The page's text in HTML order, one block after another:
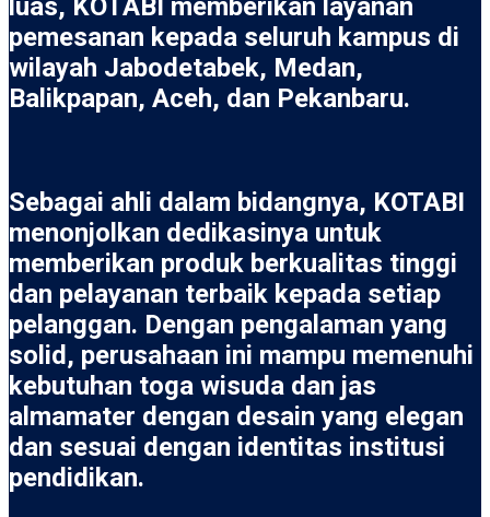
pemesanan kepada seluruh kampus di
wilayah Jabodetabek, Medan,
Balikpapan, Aceh, dan Pekanbaru.
Sebagai ahli dalam bidangnya, KOTABI
menonjolkan dedikasinya untuk
memberikan produk berkualitas tinggi
dan pelayanan terbaik kepada setiap
pelanggan. Dengan pengalaman yang
solid, perusahaan ini mampu memenuhi
kebutuhan toga wisuda dan jas
almamater dengan desain yang elegan
dan sesuai dengan identitas institusi
pendidikan.